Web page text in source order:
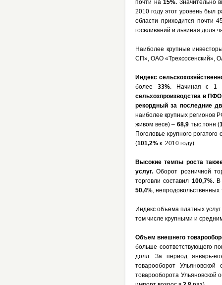
почти на15%. Значительно
2010 году этот уровень был
области приходится почти
госвливаний и львиная доля
Наиболее крупные
СП», ОАО «Трехсосенский»,
Индекс
более 33%. Начиная с 1
сельхозпроизводства в
рекордный за последние
наиболее крупных регионов
живом весе) – 68,9 тыс.тонн (
Поголовье крупного
(101,2% к 2010 году).
Высокие темпы роста
услуг.Оборот розничной
торговли составил 100,7%. В
50,4%, непродовольственных
Индекс объема платных услуг
том числе крупными и
Объем внешнего
больше соответствующего
долл. За период январь-
товарооборот
товарооборота Ульяновской